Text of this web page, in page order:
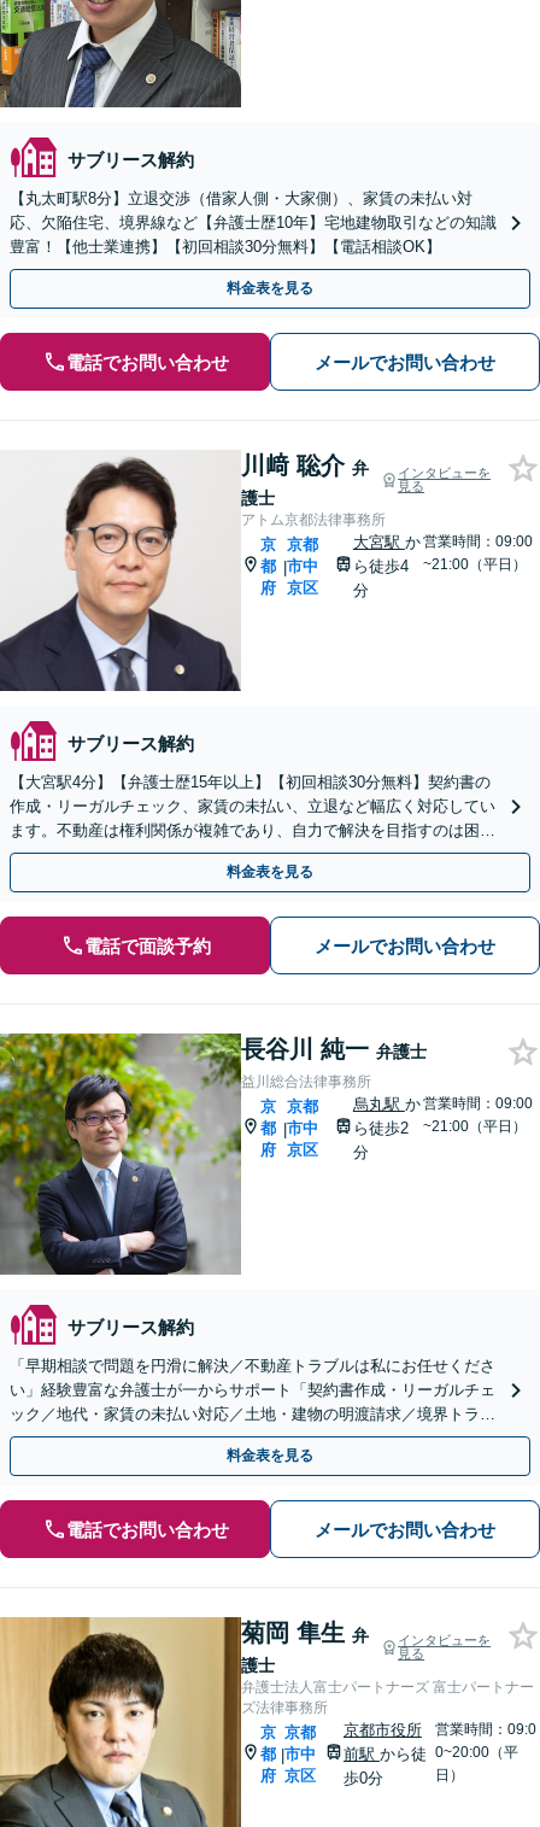
サブリース解約
【丸太町駅8分】立退交渉（借家人側・大家側）、家賃の未払い対
応、欠陥住宅、境界線など【弁護士歴10年】宅地建物取引などの知識
豊富！【他士業連携】【初回相談30分無料】【電話相談OK】
料金表を見る
電話でお問い合わせ メールでお問い合わせ
川﨑 聡介 弁
護士
インタビューを
見る
アトム京都法律事務所
京
都
府
|
京都
市中
京区
大宮駅 か
ら徒歩4
分
営業時間：09:00
~21:00（平日）
サブリース解約
【大宮駅4分】【弁護士歴15年以上】【初回相談30分無料】契約書の
作成・リーガルチェック、家賃の未払い、立退など幅広く対応してい
ます。不動産は権利関係が複雑であり、自力で解決を目指すのは困難
です。お早めに弁護士にご相談ください。
料金表を見る
電話で面談予約 メールでお問い合わせ
長谷川 純一 弁護士
益川総合法律事務所
京
都
府
|
京都
市中
京区
烏丸駅 か
ら徒歩2
分
営業時間：09:00
~21:00（平日）
サブリース解約
「早期相談で問題を円滑に解決／不動産トラブルは私にお任せくださ
い」経験豊富な弁護士が一からサポート「契約書作成・リーガルチェ
ック／地代・家賃の未払い対応／土地・建物の明渡請求／境界トラブ
ル【休日・夜間相談あり】
料金表を見る
電話でお問い合わせ メールでお問い合わせ
菊岡 隼生 弁
護士
インタビューを
見る
弁護士法人富士パートナーズ 富士パートナー
ズ法律事務所
京
都
府
|
京都
市中
京区
京都市役所
前駅 から徒
歩0分
営業時間：09:0
0~20:00（平
日）